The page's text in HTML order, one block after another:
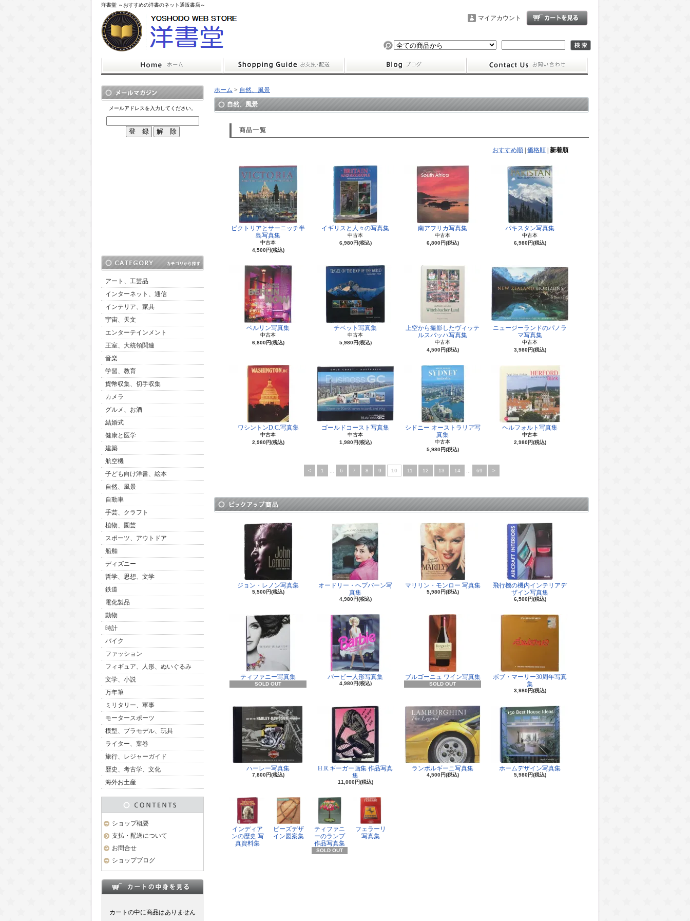
洋書堂 ～おすすめの洋書のネット通販書店～
マイアカウント
メールアドレスを入力してください。
アート、工芸品
インターネット、通信
インテリア、家具
宇宙、天文
エンターテインメント
王室、大統領関連
音楽
学習、教育
貨幣収集、切手収集
カメラ
グルメ、お酒
結婚式
健康と医学
建築
航空機
子ども向け洋書、絵本
自然、風景
自動車
手芸、クラフト
植物、園芸
スポーツ、アウトドア
船舶
ディズニー
哲学、思想、文学
鉄道
電化製品
動物
時計
バイク
ファッション
フィギュア、人形、ぬいぐるみ
文学、小説
万年筆
ミリタリー、軍事
モータースポーツ
模型、プラモデル、玩具
ライター、葉巻
旅行、レジャーガイド
歴史、考古学、文化
海外お土産
ショップ概要
支払・配送について
お問合せ
ショップブログ
カートの中に商品はありません
ホーム > 自然、風景
自然、風景
商品一覧
おすすめ順 価格順 新着順
ビクトリアとサーニッチ半
島写真集
中古本
4,500円(税込)
イギリスと人々の写真集
中古本
6,980円(税込)
南アフリカ写真集
中古本
6,800円(税込)
パキスタン写真集
中古本
6,980円(税込)
ベルリン写真集
中古本
6,800円(税込)
チベット写真集
中古本
5,980円(税込)
上空から撮影したヴィッテ
ルスバッハ写真集
中古本
4,500円(税込)
ニュージーランドのパノラ
マ写真集
中古本
3,980円(税込)
ワシントンD.C.写真集
中古本
2,980円(税込)
ゴールドコースト写真集
中古本
1,980円(税込)
シドニー オーストラリア写
真集
中古本
5,980円(税込)
ヘルフォルト写真集
中古本
2,980円(税込)
< 1 6 7 8 9 10 11 12 13 14 69 >
ジョン・レノン写真集
5,500円(税込)
オードリー・ヘプバーン写
真集
4,980円(税込)
マリリン・モンロー 写真集
5,980円(税込)
飛行機の機内インテリアデ
ザイン写真集
6,500円(税込)
ティファニー写真集
SOLD OUT
バービー人形写真集
4,980円(税込)
ブルゴーニュ ワイン写真集
SOLD OUT
ボブ・マーリー30周年写真
集
3,980円(税込)
ハーレー写真集
7,800円(税込)
H.R.ギーガー画集 作品写真
集
11,000円(税込)
ランボルギーニ写真集
4,500円(税込)
ホームデザイン写真集
5,980円(税込)
インディア
ンの歴史 写
真資料集
ビーズデザ
イン図案集
ティファニ
ーのランプ
作品写真集
SOLD OUT
フェラーリ
写真集